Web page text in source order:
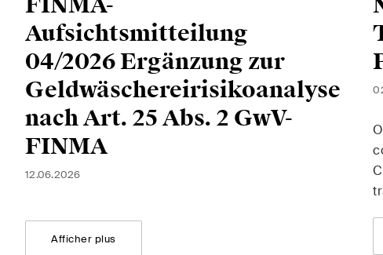
Aufsichtsmitteilung
04/2026 Ergänzung zur
Geldwäschereirisikoanalyse
nach Art. 25 Abs. 2 GwV-
FINMA
12.06.2026
Afficher plus
S'abonner